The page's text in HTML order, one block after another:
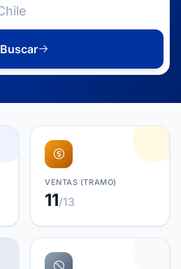
Buscar
VENTAS (TRAMO)
11/13